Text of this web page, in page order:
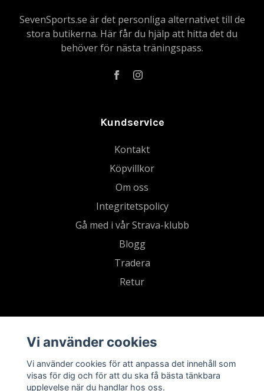
SevenSports.se är det personliga alternativet till de
stora butikerna. Här får du hjälp att hitta det du
behöver för nästa träningspass.
Kundservice
Kontakt
Köpvillkor
Om oss
Integritetspolicy
Gå med i vår Strava-klubb
Blogg
Tradera
Retur
Vi använder cookies
Vi använder cookies för att anpassa det innehåll som
visas för dig och för att du ska få bästa tänkbara
upplevelse när du handlar hos oss.